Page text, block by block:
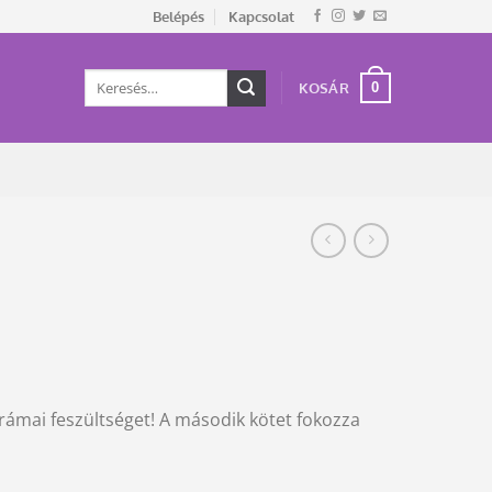
Belépés Kapcsolat
Keresés
KOSÁR 0
feszültséget! A második kötet fokozza